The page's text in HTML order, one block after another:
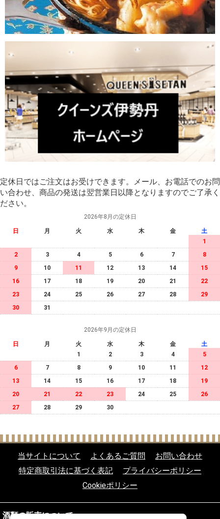
定休日ではご注文はお受けできます。メール、お電話でのお問
い合わせ、商品の発送は翌営業日以降となりますのでご了承く
ださい。
2026年8月の定休日
日 月 火 水 木 金
土
1
2
3 4 5 6 7
8
9
10 11 12 13 14
15
16
17 18 19 20 21
22
23
24 25 26 27 28
29
30
31
2026年9月の定休日
日 月 火 水 木 金
土
1
2 3 4
5
6
7 8 9 10 11
12
13
14 15 16 17 18
19
20
21 22 23 24 25
26
27
28 29 30
当サイトについて よくあるご質問
お問い合わせ
特定商取引法に基づく表記
プライバシーポリシー
Cookieポリシー
酒類の販売について